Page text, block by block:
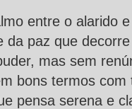
entre o alarido
da paz que
mas sem
bons termos com
pensa serena e